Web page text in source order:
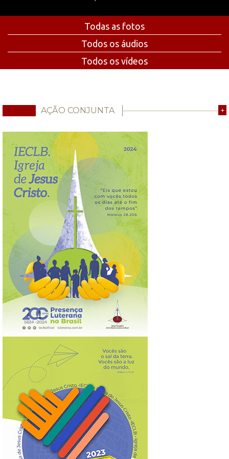
Todas as fotos
Todos os áudios
Todos os vídeos
AÇÃO CONJUNTA +